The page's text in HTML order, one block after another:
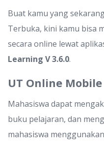
Buat kamu yang
Terbuka, kini kamu bisa
secara online lewat
Learning V 3.6.0.
UT Online
Mahasiswa dapat
buku pelajaran, dan
mahasiswa